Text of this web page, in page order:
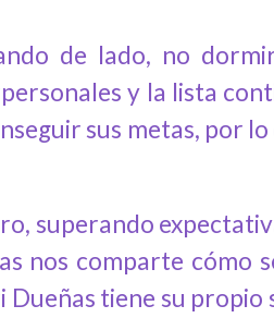
de lado, no
y la lista
sus metas, por
superando
nos comparte cómo
tiene su